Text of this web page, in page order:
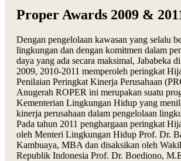
Proper Awards 2009 &
Dengan pengelolaan kawasan yang selalu
lingkungan dan dengan komitmen dalam
daya yang ada secara maksimal, Jababeka
2009, 2010-2011 memperoleh peringkat
Penilaian Peringkat Kinerja Perusahaan
Anugerah ROPER ini merupakan suatu
Kementerian Lingkungan Hidup yang
kinerja perusahaan dalam pengelolaan
Pada tahun 2011 penghargaan peringkat
oleh Menteri Lingkungan Hidup Prof. Dr.
Kambuaya, MBA dan disaksikan oleh
Republik Indonesia Prof. Dr. Boediono,